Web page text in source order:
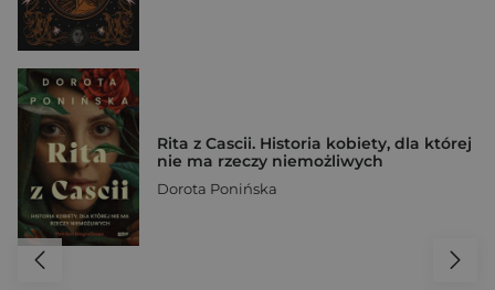
Rita z Cascii. Historia kobiety, dla której
nie ma rzeczy niemożliwych
Dorota Ponińska